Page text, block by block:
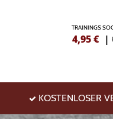
TRAININGS
4,95€ |
KOSTENLOSER